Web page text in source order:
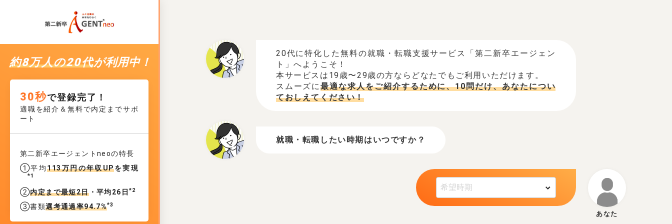
約8万人の20代が利用中！
30秒で登録完了！
適職を紹介＆無料で内定までサポ
ート
第二新卒エージェントneoの特長
①平均113万円の年収UPを実現
*1
②内定まで最短2日・平均26日*2
③書類選考通過率94.7%*3
20代に特化した無料の就職・転職支援サービス「第二新卒エージェン
ト」へようこそ！
本サービスは19歳〜29歳の方ならどなたでもご利用いただけます。
スムーズに最適な求人をご紹介するために、10問だけ、あなたについ
ておしえてください！
就職・転職したい時期はいつですか？